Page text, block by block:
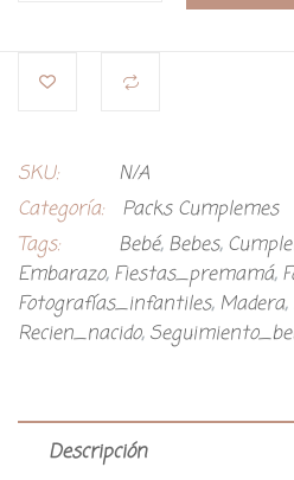
SKU:
N/A
Categoría:
Packs Cumplemes
Tags:
Bebé, Bebes,
Embarazo, Fiestas_premamá,
Fotografías_infantiles, Madera,
Recien_nacido,
Descripción